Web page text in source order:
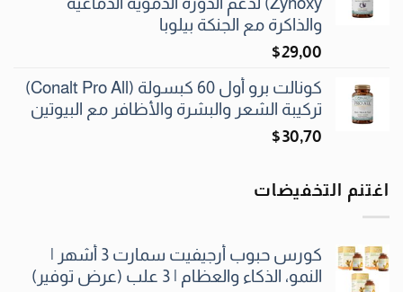
والذاكرة مع الجنكة بيلوبا
$
29٫00
كونالت برو أول 60 كبسولة (Conalt Pro All)
تركيبة الشعر والبشرة والأظافر مع البيوتين
$
30٫70
اغتنم التخفيضات
كورس حبوب أرجيفيت سمارت 3 أشهر |
النمو، الذكاء والعظام | 3 علب (عرض توفير)